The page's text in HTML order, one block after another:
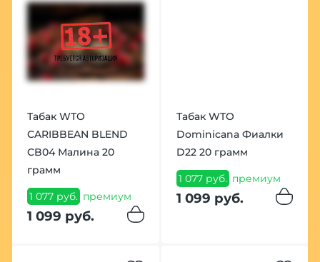
Табак WTO
CARIBBEAN BLEND
CB04 Малина 20
грамм
1 077 руб. премиум
1 099 руб.
Табак WTO
Dominicana Фиалки
D22 20 грамм
1 077 руб. премиум
1 099 руб.